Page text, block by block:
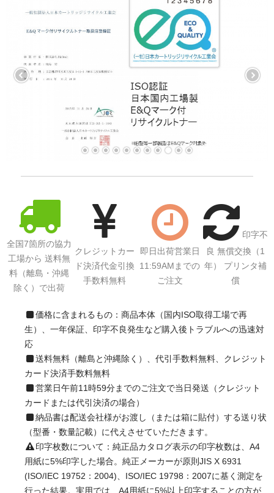
全国7箇所の協力
工場から 送料無
料（離島・沖縄
除く）で出荷
クレジットカー
ド決済代金引換
手数料無料
即日出荷営業日
11:59AMまでの
ご注文
印字不
良 無償交換（1
年） プリンタ補
償
価格に含まれるもの：商品本体（国内ISO取得工場で再
生）、一年保証、印字不良発生など購入後トラブルへの迅速対
応
送料無料（離島と沖縄除く）、代引手数料無料、クレジット
カード決済手数料無料
営業日午前11時59分までのご注文で当日発送（クレジット
カードまたは代引決済の場合）
納品書は配送会社様がお渡し（または箱に貼付）する送り状
（型番・数量記載）に代えさせていただきます。
印字枚数について：純正品カタログ表示の印字枚数は、A4
用紙に5%印字した場合。純正メーカーが原則JIS X 6931
(ISO/IEC 19752：2004)、ISO/IEC 19798：2007に基く測定を
行った結果。実用では、A4用紙に5%以上印字することの方が